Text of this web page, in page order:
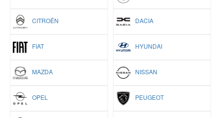
CITROËN DACIA
FIAT HYUNDAI
MAZDA NISSAN
OPEL PEUGEOT